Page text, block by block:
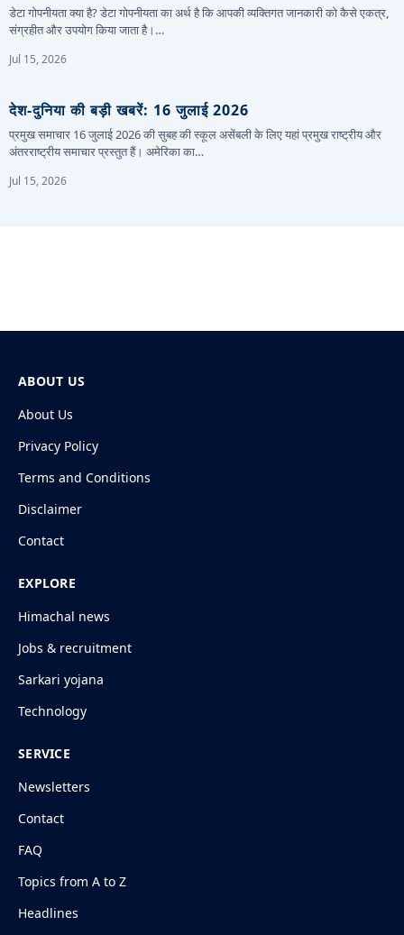
डेटा गोपनीयता क्या है? डेटा गोपनीयता का अर्थ है कि आपकी व्यक्तिगत जानकारी को कैसे एकत्र,
संग्रहीत और उपयोग किया जाता है।…
Jul 15, 2026
देश-दुनिया की बड़ी खबरें: 16 जुलाई 2026
प्रमुख समाचार 16 जुलाई 2026 की सुबह की स्कूल असेंबली के लिए यहां प्रमुख राष्ट्रीय और
अंतरराष्ट्रीय समाचार प्रस्तुत हैं। अमेरिका का…
Jul 15, 2026
ABOUT US
About Us
Privacy Policy
Terms and Conditions
Disclaimer
Contact
EXPLORE
Himachal news
Jobs & recruitment
Sarkari yojana
Technology
SERVICE
Newsletters
Contact
FAQ
Topics from A to Z
Headlines